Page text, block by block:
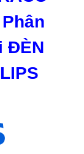
ĐÈN